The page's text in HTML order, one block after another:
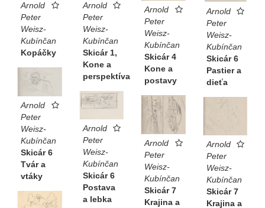
Arnold
Peter
Weisz-
Kubínčan
Kopáčky
Arnold
Peter
Weisz-
Kubínčan
Skicár 1,
Kone a
perspektíva
Arnold
Peter
Weisz-
Kubínčan
Skicár 4
Kone a
postavy
Arnold
Peter
Weisz-
Kubínčan
Skicár 6
Pastier a
dieťa
Arnold
Peter
Weisz-
Kubínčan
Skicár 6
Tvár a
vtáky
Arnold
Peter
Weisz-
Kubínčan
Skicár 6
Postava
a lebka
Arnold
Peter
Weisz-
Kubínčan
Skicár 7
Krajina a
Arnold
Peter
Weisz-
Kubínčan
Skicár 7
Krajina a